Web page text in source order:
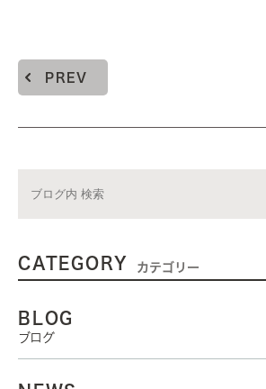
PREV
CATEGORY カテゴリー
BLOG
ブログ